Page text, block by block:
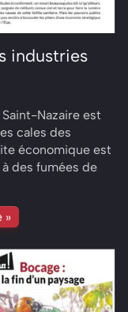
industries
Nazaire est
cales des
économique est
des fumées de
»